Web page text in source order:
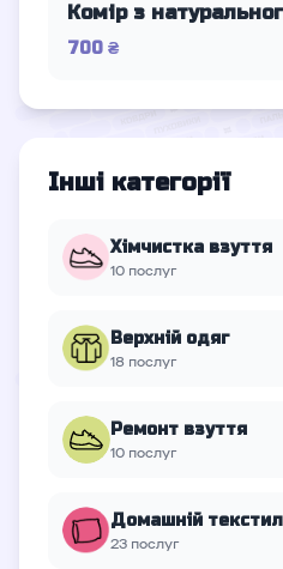
Комір з
700 ₴
Інші категорії
Хімчистка взуття
10 послуг
Верхній oдяг
18 послуг
Ремонт взуття
10 послуг
Домашній
23 послуг